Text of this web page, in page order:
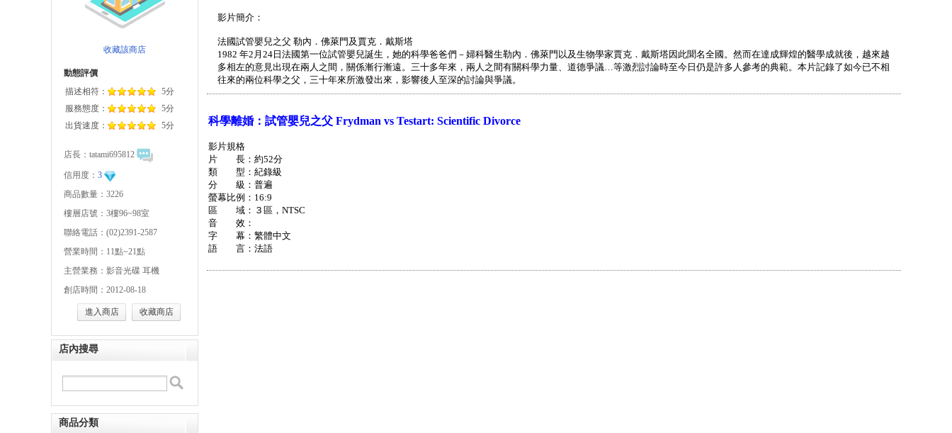
收藏該商店
動態評價
描述相符：
5分
服務態度：
5分
出貨速度：
5分
店長： tatami695812
信用度： 3
商品數量：3226
樓層店號：3樓96~98室
聯絡電話：(02)2391-2587
營業時間：11點~21點
主營業務：影音光碟 耳機
創店時間：2012-08-18
進入商店 收藏商店
店內搜尋
商品分類
影片簡介：
法國試管嬰兒之父 勒內．佛萊門及賈克．戴斯塔
1982 年2月24日法國第一位試管嬰兒誕生，她的科學爸爸們－婦科醫生勒內．佛萊門以及生物學家賈克．戴斯塔因此聞名全國。然而在達成輝煌的醫學成就後，越來越
多相左的意見出現在兩人之間，關係漸行漸遠。三十多年來，兩人之間有關科學力量、道德爭議…等激烈討論時至今日仍是許多人參考的典範。本片記錄了如今已不相
往來的兩位科學之父，三十年來所激發出來，影響後人至深的討論與爭議。
科學離婚：試管嬰兒之父 Frydman vs Testart: Scientific Divorce
影片規格
片 長：約52分
類 型：紀錄級
分 級：普遍
螢幕比例：16:9
區 域：３區，NTSC
音 效：
字 幕：繁體中文
語 言：法語